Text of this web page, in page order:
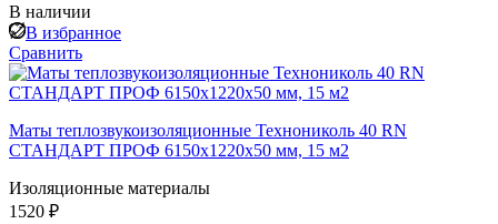
В наличии
В избранное
Сравнить
Маты теплозвукоизоляционные Технониколь 40 RN
СТАНДАРТ ПРОФ 6150x1220x50 мм, 15 м2
Изоляционные материалы
1520 ₽